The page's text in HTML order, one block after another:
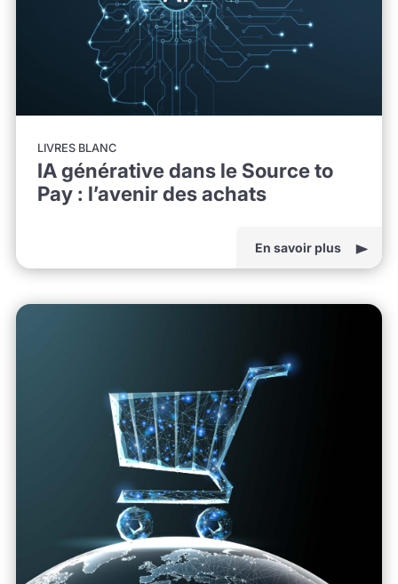
LIVRES BLANC
IA générative dans le Source to
Pay : l’avenir des achats
En savoir plus